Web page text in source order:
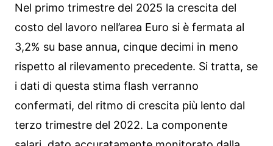
Nel primo trimestre del 2025 la crescita del
costo del lavoro nell’area Euro si è fermata al
3,2% su base annua, cinque decimi in meno
rispetto al rilevamento precedente. Si tratta, se
i dati di questa stima flash verranno
confermati, del ritmo di crescita più lento dal
terzo trimestre del 2022. La componente